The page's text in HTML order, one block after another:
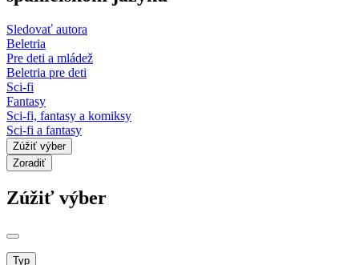
Sledovať autora
Beletria
Pre deti a mládež
Beletria pre deti
Sci-fi
Fantasy
Sci-fi, fantasy a komiksy
Sci-fi a fantasy
Zúžiť výber
Zoradiť
Zúžiť výber
Typ